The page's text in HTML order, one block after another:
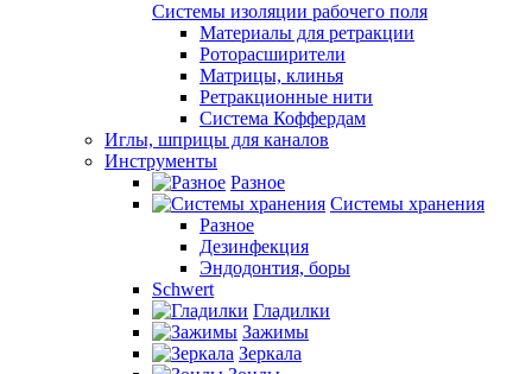
Системы изоляции рабочего поля
Материалы для ретракции
Роторасширители
Матрицы, клинья
Ретракционные нити
Система Коффердам
Иглы, шприцы для каналов
Инструменты
Разное
Системы хранения
Разное
Дезинфекция
Эндодонтия, боры
Schwert
Гладилки
Зажимы
Зеркала